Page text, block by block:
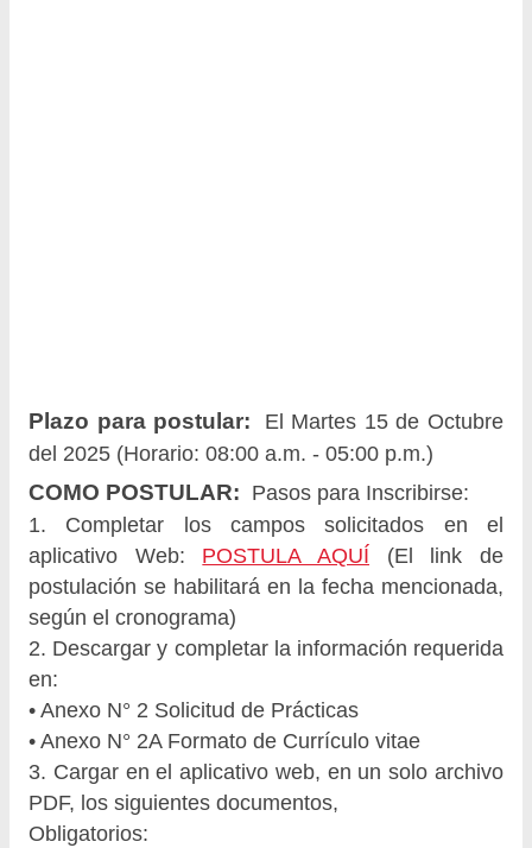
Plazo para postular:
El Martes 15 de Octubre
del 2025 (Horario: 08:00 a.m. - 05:00 p.m.)
COMO POSTULAR: Pasos para Inscribirse:
1. Completar los campos solicitados en el
aplicativo Web: POSTULA AQUÍ (El link de
postulación se habilitará en la fecha mencionada,
según el cronograma)
2. Descargar y completar la información requerida
en:
• Anexo N° 2 Solicitud de Prácticas
• Anexo N° 2A Formato de Currículo vitae
3. Cargar en el aplicativo web, en un solo archivo
PDF, los siguientes documentos,
Obligatorios: